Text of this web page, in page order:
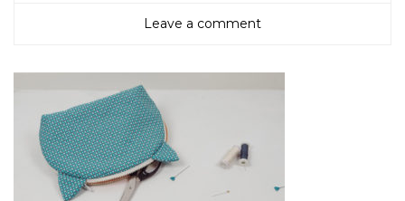
Leave a comment